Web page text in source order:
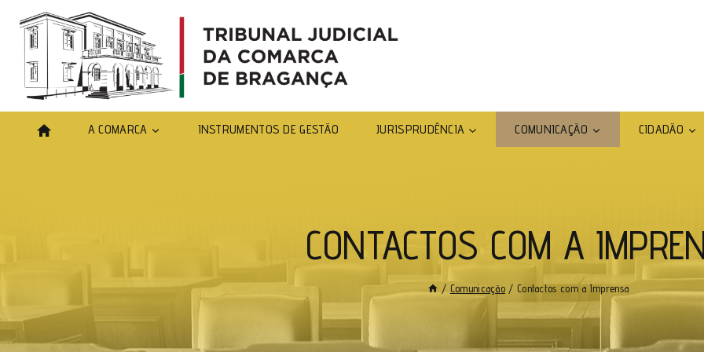
A COMARCA INSTRUMENTOS DE GESTÃO JURISPRUDÊNCIA COMUNICAÇÃO CIDADÃO
CONTACTOS COM A
/ Comunicação / Contactos com a Imprensa